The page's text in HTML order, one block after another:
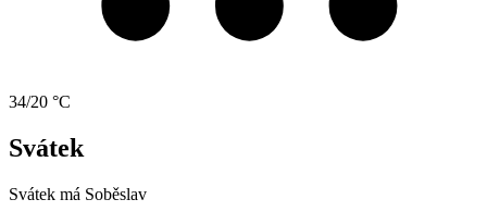
34/20 °C
Svátek
Svátek má Soběslav